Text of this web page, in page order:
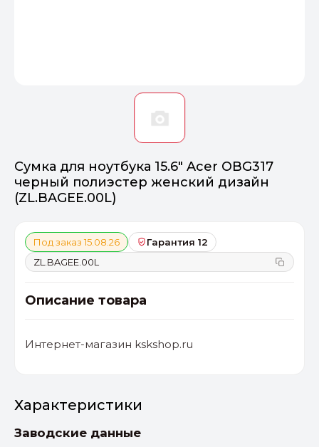
Сумка для ноутбука 15.6" Acer OBG317
черный полиэстер женский дизайн
(ZL.BAGEE.00L)
Под заказ 15.08.26
Гарантия 12
ZL.BAGEE.00L
Описание товара
Интернет-магазин kskshop.ru
Характеристики
Заводские данные